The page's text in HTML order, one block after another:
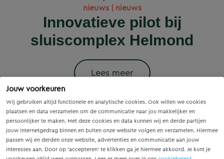
Jouw voorkeuren
Wij gebruiken altijd functionele en analytische cookies. Ook willen we cookies
plaatsen en data verzamelen om de communicatie naar jou makkelijker en
persoonlijker te maken. Met deze cookies en data kunnen wij en derde partijen
jouw internetgedrag binnen en buiten onze website volgen en verzamelen. Hiermee
passen wij en derden onze website, advertenties en communicatie aan jouw
interesses aan. Door op ‘accepteren’ te klikken ga je hiermee akkoord. Je kunt je
woningbouwprojecten
krijgen straks
voorrang op het
stroomnet?
Lees meer
nieuws | nieuws
Innovatieve pilot bij
sluiscomplex Helmond
Lees meer
Slim onderzoek
voorkomt onnodige
vervanging van
Eindhovense tunnel
Voorzieningenscan
Drenthe: inzicht voor
vandaag, richting voor
morgen
Wet versterking regie
volkshuisvesting in
werking: wat betekent
dit voor gemeenten?